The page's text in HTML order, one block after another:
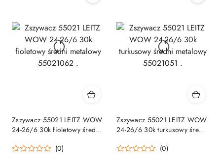
Zszywacz 55021 LEITZ WOW
24-26/6 30k fioletowy średni
(0)
Zszywacz 55021 LEITZ WOW
24-26/6 30k turkusowy średni
(0)